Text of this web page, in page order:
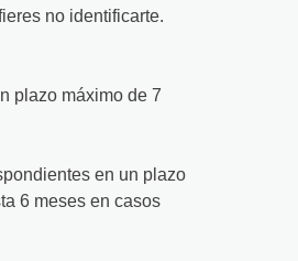
no identificarte.
plazo máximo de 7
en un plazo
6 meses en casos